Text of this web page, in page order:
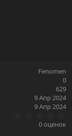
Fenomen
0
629
9 Апр 2024
9 Апр 2024
0
0 оценок